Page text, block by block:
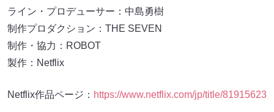
ライン・プロデューサー：中島勇樹
制作プロダクション：THE SEVEN
制作・協力：ROBOT
製作：Netflix
Netflix作品ページ： https://www.netflix.com/jp/title/81915623